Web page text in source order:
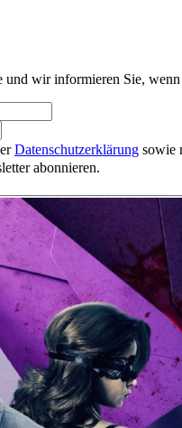
wir informieren Sie,
Datenschutzerklärung sowie
abonnieren.